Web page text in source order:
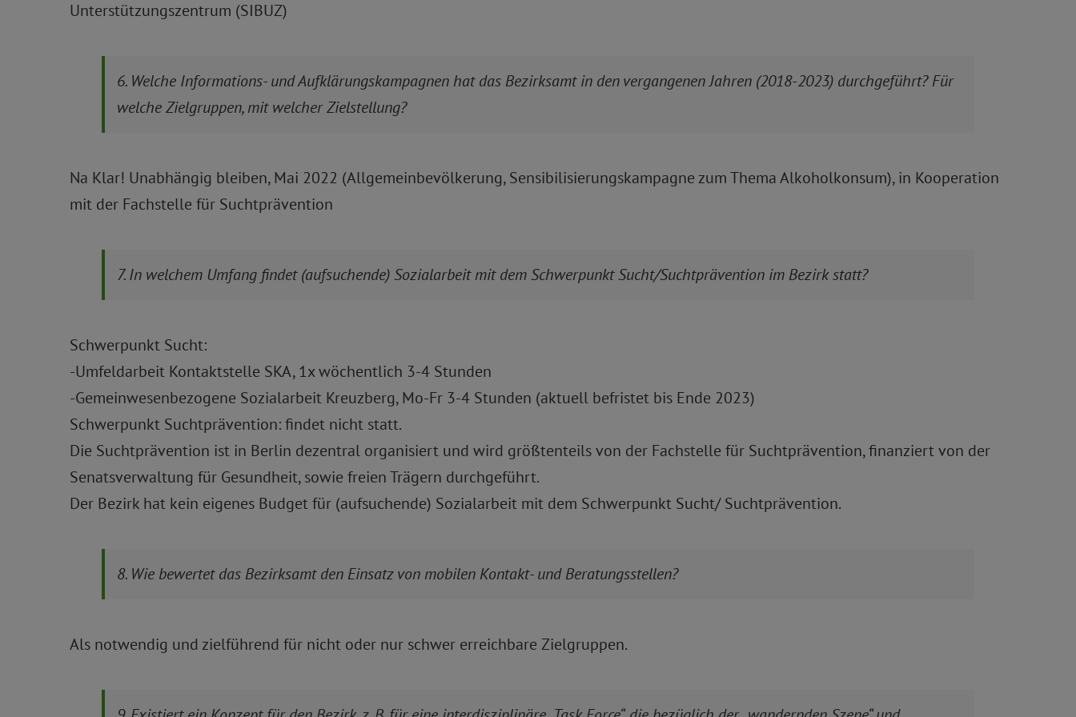
Unterstützungszentrum (SIBUZ)
6. Welche Informations- und Aufklärungskampagnen hat das Bezirksamt in den vergangenen Jahren (2018-2023) durchgeführt? Für
welche Zielgruppen, mit welcher Zielstellung?
Na Klar! Unabhängig bleiben, Mai 2022 (Allgemeinbevölkerung, Sensibilisierungskampagne zum Thema Alkoholkonsum), in Kooperation
mit der Fachstelle für Suchtprävention
7. In welchem Umfang findet (aufsuchende) Sozialarbeit mit dem Schwerpunkt Sucht/Suchtprävention im Bezirk statt?
Schwerpunkt Sucht:
-Umfeldarbeit Kontaktstelle SKA, 1x wöchentlich 3-4 Stunden
-Gemeinwesenbezogene Sozialarbeit Kreuzberg, Mo-Fr 3-4 Stunden (aktuell befristet bis Ende 2023)
Schwerpunkt Suchtprävention: findet nicht statt.
Die Suchtprävention ist in Berlin dezentral organisiert und wird größtenteils von der Fachstelle für Suchtprävention, finanziert von der
Senatsverwaltung für Gesundheit, sowie freien Trägern durchgeführt.
Der Bezirk hat kein eigenes Budget für (aufsuchende) Sozialarbeit mit dem Schwerpunkt Sucht/ Suchtprävention.
8. Wie bewertet das Bezirksamt den Einsatz von mobilen Kontakt- und Beratungsstellen?
Als notwendig und zielführend für nicht oder nur schwer erreichbare Zielgruppen.